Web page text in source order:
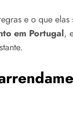
e o que
em Portugal,